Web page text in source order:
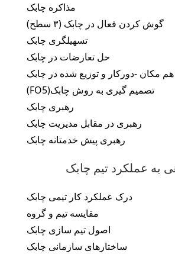
مذاکره چابک
گوش کردن فعال در چابک (۳ سطح)
تسهیلگری چابک
حل تعارضات در چابک
مکان -دورکار و توزیع شده در چابک
تصمیم گیری به روش چابک(FO5)
رهبری چابک
رهبری در مقابل مدیریت چابک
رهبری پیش خدمتانه چابک
به عملکرد تیم چابک
درک عملکرد کار تیمی چابک
مقایسه تیم و گروه
اصول تیم سازی چابک
ساختارهای سازمانی چابک